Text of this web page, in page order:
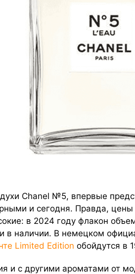
Chanel №5, впервые
и сегодня. Правда,
в 2024 году флакон
в наличии. В немецком
Limited Edition обойдутся в
и с другими ароматами от